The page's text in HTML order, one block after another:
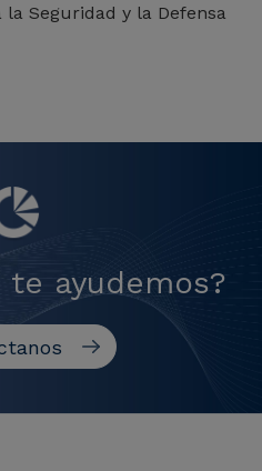
Seguridad y la Defensa
te ayudemos?